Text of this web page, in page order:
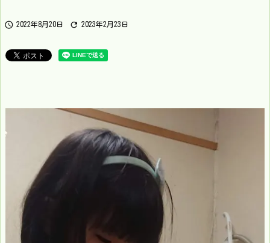
 2022年8月20日  2023年2月23日